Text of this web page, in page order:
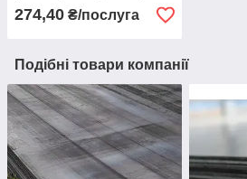
274,40 ₴/послуга
Подібні товари компанії